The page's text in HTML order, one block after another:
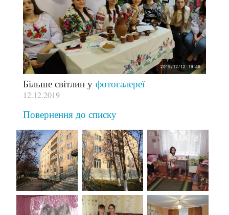
Більше світлин у фотогалереї
12.12.2019
Повернення до списку